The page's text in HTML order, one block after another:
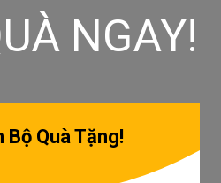
NGAY!
Bộ Quà Tặng!